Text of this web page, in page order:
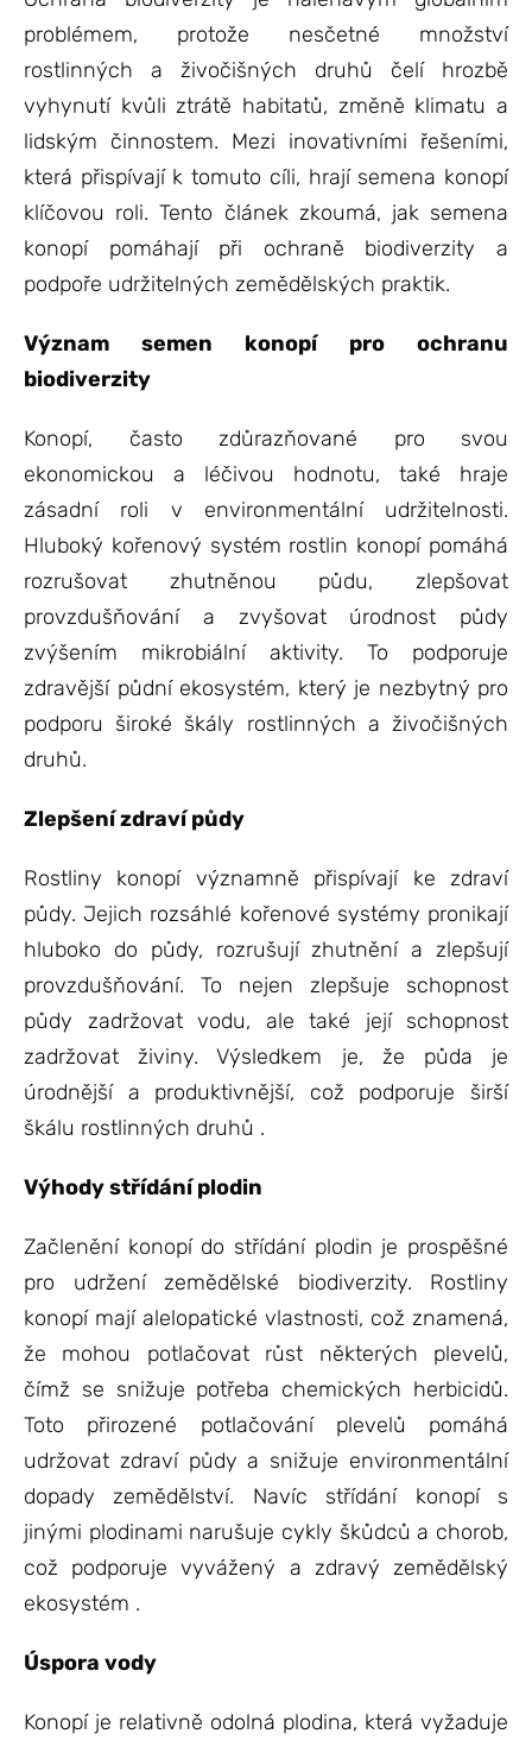
problémem, protože nesčetné množství
rostlinných a živočišných druhů čelí hrozbě
vyhynutí kvůli ztrátě habitatů, změně klimatu a
lidským činnostem. Mezi inovativními řešeními,
která přispívají k tomuto cíli, hrají semena konopí
klíčovou roli. Tento článek zkoumá, jak semena
konopí pomáhají při ochraně biodiverzity a
podpoře udržitelných zemědělských praktik.
Význam semen konopí pro ochranu
biodiverzity
Konopí, často zdůrazňované pro svou
ekonomickou a léčivou hodnotu, také hraje
zásadní roli v environmentální udržitelnosti.
Hluboký kořenový systém rostlin konopí pomáhá
rozrušovat zhutněnou půdu, zlepšovat
provzdušňování a zvyšovat úrodnost půdy
zvýšením mikrobiální aktivity. To podporuje
zdravější půdní ekosystém, který je nezbytný pro
podporu široké škály rostlinných a živočišných
druhů.
Zlepšení zdraví půdy
Rostliny konopí významně přispívají ke zdraví
půdy. Jejich rozsáhlé kořenové systémy pronikají
hluboko do půdy, rozrušují zhutnění a zlepšují
provzdušňování. To nejen zlepšuje schopnost
půdy zadržovat vodu, ale také její schopnost
zadržovat živiny. Výsledkem je, že půda je
úrodnější a produktivnější, což podporuje širší
škálu rostlinných druhů .
Výhody střídání plodin
Začlenění konopí do střídání plodin je prospěšné
pro udržení zemědělské biodiverzity. Rostliny
konopí mají alelopatické vlastnosti, což znamená,
že mohou potlačovat růst některých plevelů,
čímž se snižuje potřeba chemických herbicidů.
Toto přirozené potlačování plevelů pomáhá
udržovat zdraví půdy a snižuje environmentální
dopady zemědělství. Navíc střídání konopí s
jinými plodinami narušuje cykly škůdců a chorob,
což podporuje vyvážený a zdravý zemědělský
ekosystém .
Úspora vody
Konopí je relativně odolná plodina, která vyžaduje